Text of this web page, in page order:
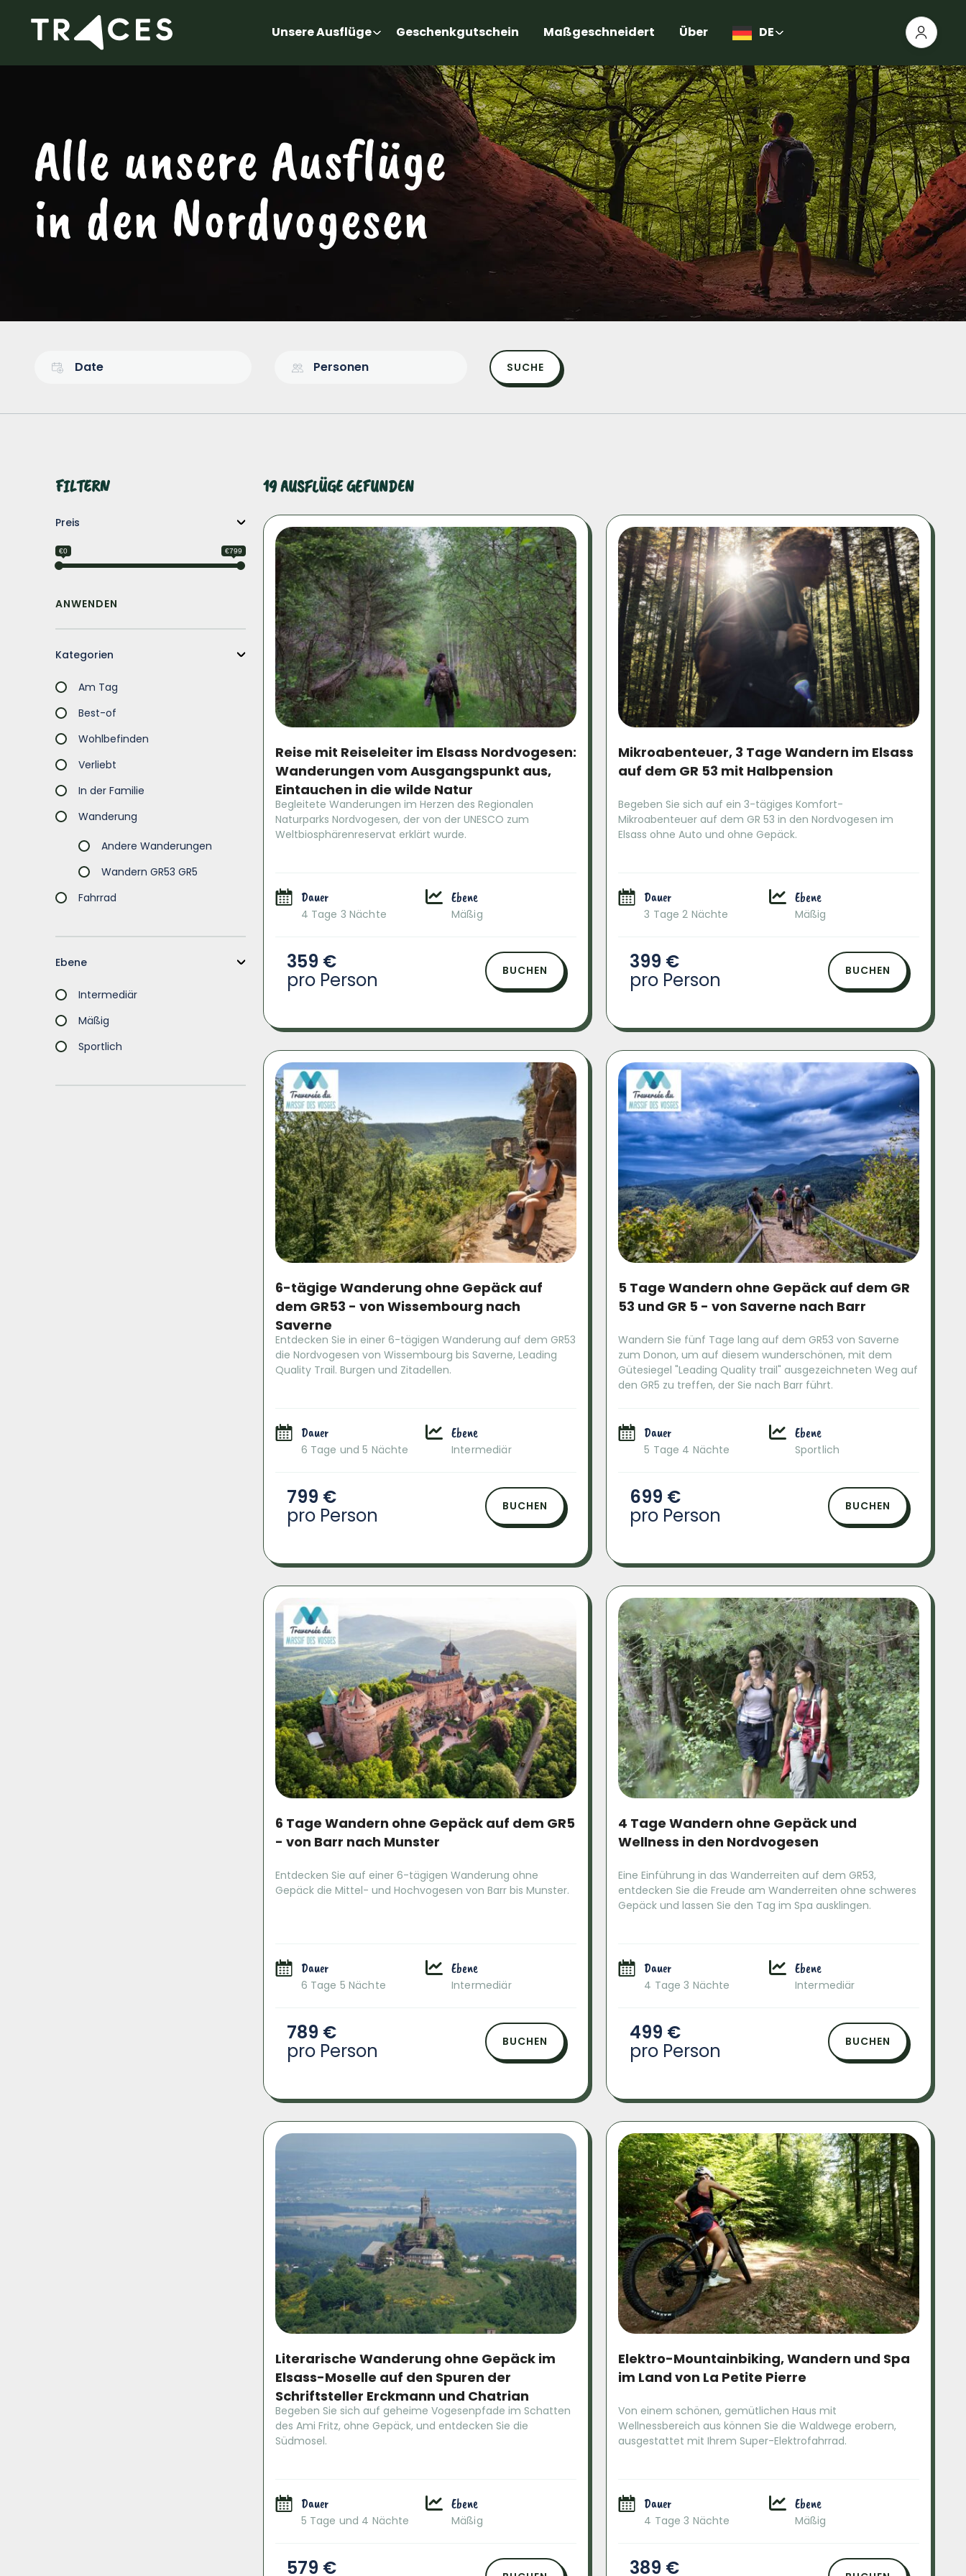
Unsere Ausflüge Geschenkgutschein Maßgeschneidert Über DE
Alle unsere Ausflüge
in den Nordvogesen
Date Personen SUCHE
FILTERN
Preis
€0 €799
ANWENDEN
Kategorien
Am Tag
Best-of
Wohlbefinden
Verliebt
In der Familie
Wanderung
Andere Wanderungen
Wandern GR53 GR5
Fahrrad
Ebene
Intermediär
Mäßig
Sportlich
19 AUSFLÜGE GEFUNDEN
Reise mit Reiseleiter im Elsass Nordvogesen:
Wanderungen vom Ausgangspunkt aus,
Eintauchen in die wilde Natur
Begleitete Wanderungen im Herzen des Regionalen
Naturparks Nordvogesen, der von der UNESCO zum
Weltbiosphärenreservat erklärt wurde.
Dauer
4 Tage 3 Nächte
Ebene
Mäßig
359 €
pro Person BUCHEN
Mikroabenteuer, 3 Tage Wandern im Elsass
auf dem GR 53 mit Halbpension
Begeben Sie sich auf ein 3-tägiges Komfort-
Mikroabenteuer auf dem GR 53 in den Nordvogesen im
Elsass ohne Auto und ohne Gepäck.
Dauer
3 Tage 2 Nächte
Ebene
Mäßig
399 €
pro Person BUCHEN
6-tägige Wanderung ohne Gepäck auf
dem GR53 - von Wissembourg nach
Saverne
Entdecken Sie in einer 6-tägigen Wanderung auf dem GR53
die Nordvogesen von Wissembourg bis Saverne, Leading
Quality Trail. Burgen und Zitadellen.
Dauer
6 Tage und 5 Nächte
Ebene
Intermediär
799 €
pro Person BUCHEN
5 Tage Wandern ohne Gepäck auf dem GR
53 und GR 5 - von Saverne nach Barr
Wandern Sie fünf Tage lang auf dem GR53 von Saverne
zum Donon, um auf diesem wunderschönen, mit dem
Gütesiegel "Leading Quality trail" ausgezeichneten Weg auf
den GR5 zu treffen, der Sie nach Barr führt.
Dauer
5 Tage 4 Nächte
Ebene
Sportlich
699 €
pro Person BUCHEN
6 Tage Wandern ohne Gepäck auf dem GR5
- von Barr nach Munster
Entdecken Sie auf einer 6-tägigen Wanderung ohne
Gepäck die Mittel- und Hochvogesen von Barr bis Munster.
Dauer
6 Tage 5 Nächte
Ebene
Intermediär
789 €
pro Person BUCHEN
4 Tage Wandern ohne Gepäck und
Wellness in den Nordvogesen
Eine Einführung in das Wanderreiten auf dem GR53,
entdecken Sie die Freude am Wanderreiten ohne schweres
Gepäck und lassen Sie den Tag im Spa ausklingen.
Dauer
4 Tage 3 Nächte
Ebene
Intermediär
499 €
pro Person BUCHEN
Literarische Wanderung ohne Gepäck im
Elsass-Moselle auf den Spuren der
Schriftsteller Erckmann und Chatrian
Begeben Sie sich auf geheime Vogesenpfade im Schatten
des Ami Fritz, ohne Gepäck, und entdecken Sie die
Südmosel.
Dauer
5 Tage und 4 Nächte
Ebene
Mäßig
579 €
Elektro-Mountainbiking, Wandern und Spa
im Land von La Petite Pierre
Von einem schönen, gemütlichen Haus mit
Wellnessbereich aus können Sie die Waldwege erobern,
ausgestattet mit Ihrem Super-Elektrofahrrad.
Dauer
4 Tage 3 Nächte
Ebene
Mäßig
389 €